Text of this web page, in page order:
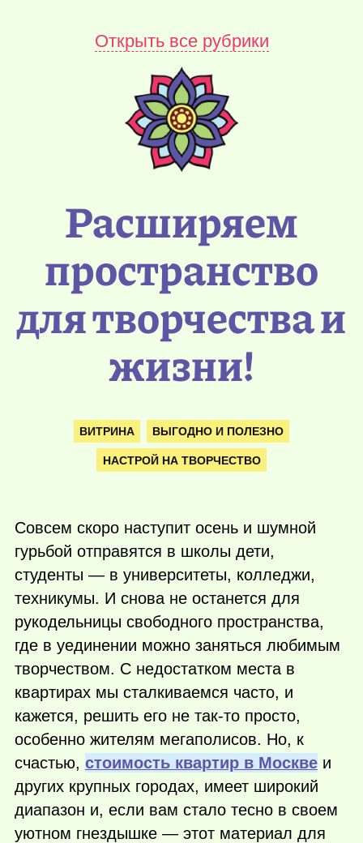
Открыть все рубрики
Расширяем
пространство
для творчества и
жизни!
ВИТРИНА ВЫГОДНО И ПОЛЕЗНО
НАСТРОЙ НА ТВОРЧЕСТВО
Совсем скоро наступит осень и шумной
гурьбой отправятся в школы дети,
студенты — в университеты, колледжи,
техникумы. И снова не останется для
рукодельницы свободного пространства,
где в уединении можно заняться любимым
творчеством. С недостатком места в
квартирах мы сталкиваемся часто, и
кажется, решить его не так-то просто,
особенно жителям мегаполисов. Но, к
счастью, стоимость квартир в Москве и
других крупных городах, имеет широкий
диапазон и, если вам стало тесно в своем
уютном гнездышке — этот материал для